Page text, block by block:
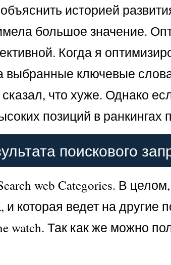
историей
большое значение.
Когда я
ключевые
что хуже. Однако
позиций в ранкингах
поискового
web Categories. В
которая ведет на
watch. Так как же можно